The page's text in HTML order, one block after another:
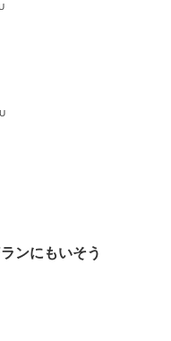
ンにもいそう